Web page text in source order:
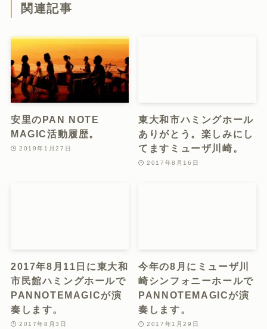
関連記事
安里のPAN NOTE
MAGIC活動履歴。
2019年1月27日
東大和市ハミングホール
ありがとう。楽しみにし
てますミューザ川崎。
2017年8月16日
2017年8月11日に東大和
市民館ハミングホールで
PANNOTEMAGICが演
奏します。
2017年8月3日
今年の8月にミューザ川
崎シンフォニーホールで
PANNOTEMAGICが演
奏します。
2017年1月29日